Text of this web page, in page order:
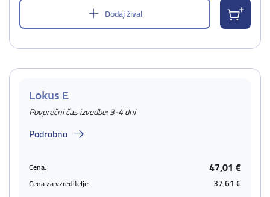
Dodaj žival
Lokus E
Povprečni čas izvedbe: 3-4 dni
Podrobno
Cena: 47,01 €
Cena za vzreditelje: 37,61 €